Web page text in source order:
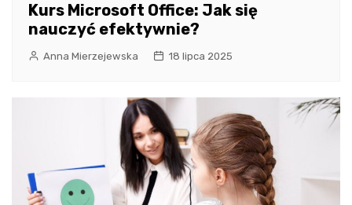
Kurs Microsoft Office: Jak się
nauczyć efektywnie?
Anna Mierzejewska 18 lipca 2025